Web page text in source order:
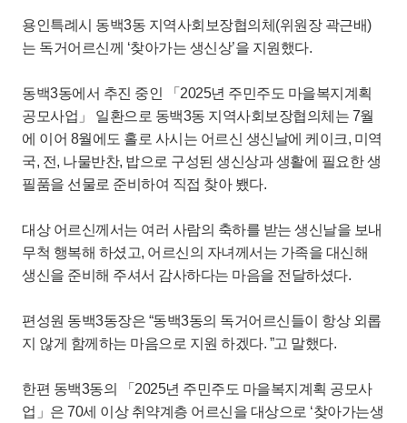
용인특례시 동백3동 지역사회보장협의체(위원장 곽근배)
는 독거어르신께 ‘찾아가는 생신상’을 지원했다.
동백3동에서 추진 중인 「2025년 주민주도 마을복지계획
공모사업」 일환으로 동백3동 지역사회보장협의체는 7월
에 이어 8월에도 홀로 사시는 어르신 생신날에 케이크, 미역
국, 전, 나물반찬, 밥으로 구성된 생신상과 생활에 필요한 생
필품을 선물로 준비하여 직접 찾아 뵀다.
대상 어르신께서는 여러 사람의 축하를 받는 생신날을 보내
무척 행복해 하셨고, 어르신의 자녀께서는 가족을 대신해
생신을 준비해 주셔서 감사하다는 마음을 전달하셨다.
편성원 동백3동장은 “동백3동의 독거어르신들이 항상 외롭
지 않게 함께하는 마음으로 지원 하겠다. ”고 말했다.
한편 동백3동의 「2025년 주민주도 마을복지계획 공모사
업」은 70세 이상 취약계층 어르신을 대상으로 ‘찾아가는생